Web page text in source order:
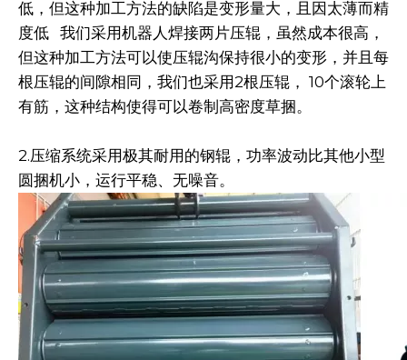
低，但这种加工方法的缺陷是变形量大，且因太薄而精
度低 我们采用机器人焊接两片压辊，虽然成本很高，
但这种加工方法可以使压辊沟保持很小的变形，并且每
根压辊的间隙相同，我们也采用2根压辊， 10个滚轮上
有筋，这种结构使得可以卷制高密度草捆。
2.压缩系统采用极其耐用的钢辊，功率波动比其他小型
圆捆机小，运行平稳、无噪音。